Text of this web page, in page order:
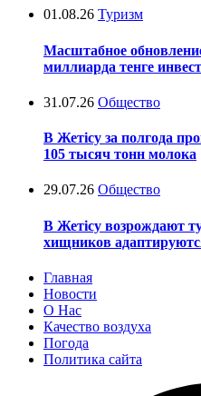
01.08.26 Туризм
Масштабное
миллиарда тенге
31.07.26 Общество
В Жетісу за полгода
105 тысяч тонн молока
29.07.26 Общество
В Жетісу возрождают
хищников
Главная
Новости
О Нас
Качество воздуха
Погода
Политика сайта